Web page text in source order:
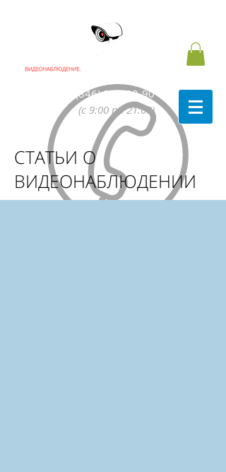
8 (846) 991-90-90
(с 9:00 по 21:00)
СТАТЬИ О
ВИДЕОНАБЛЮДЕНИИ